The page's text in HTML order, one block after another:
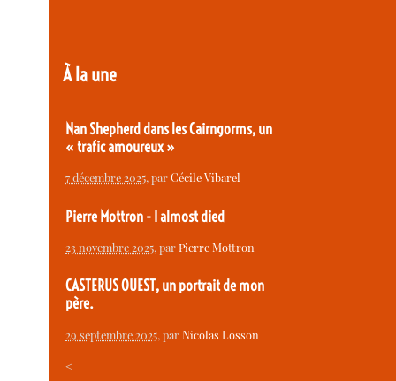
À la une
Nan Shepherd dans les Cairngorms, un
« trafic amoureux »
7 décembre 2025, parCécile Vibarel
Pierre Mottron - I almost died
23 novembre 2025, parPierre Mottron
CASTERUS OUEST, un portrait de mon
père.
29 septembre 2025, parNicolas Losson
<